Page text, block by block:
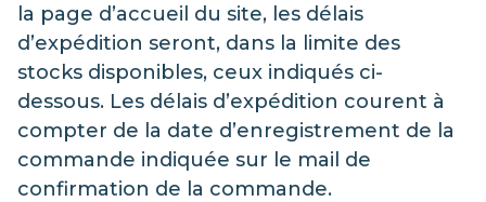
la page d’accueil du site, les délais
d’expédition seront, dans la limite des
stocks disponibles, ceux indiqués ci-
dessous. Les délais d’expédition courent à
compter de la date d’enregistrement de la
commande indiquée sur le mail de
confirmation de la commande.